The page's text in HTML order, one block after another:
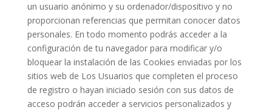
un usuario anónimo y su ordenador/dispositivo y no
proporcionan referencias que permitan conocer datos
personales. En todo momento podrás acceder a la
configuración de tu navegador para modificar y/o
bloquear la instalación de las Cookies enviadas por los
sitios web de Los Usuarios que completen el proceso
de registro o hayan iniciado sesión con sus datos de
acceso podrán acceder a servicios personalizados y